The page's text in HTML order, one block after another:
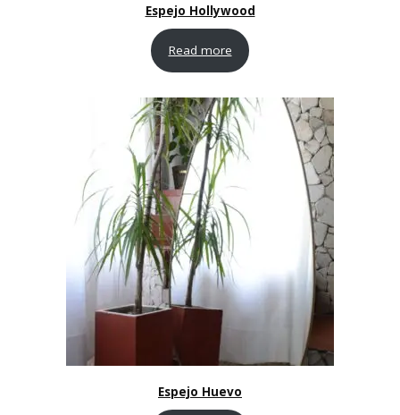
Espejo Hollywood
Read more
Espejo Huevo